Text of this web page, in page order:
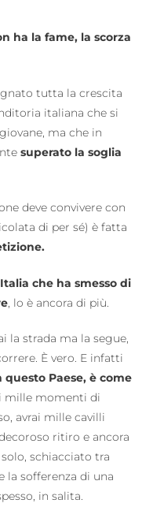
ha la fame, la scorza
tutta la crescita
italiana che si
ma che in
superato la soglia
deve convivere con
di per sé) è fatta
Italia che ha smesso di
, lo è ancora di più.
la strada ma la segue,
È vero. E infatti
Paese, è come
mille momenti di
avrai mille cavilli
ritiro e ancora
schiacciato tra
la sofferenza di una
in salita.